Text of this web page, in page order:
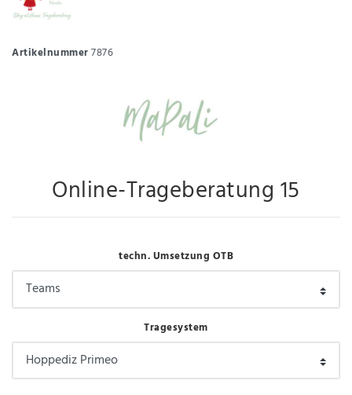
Artikelnummer7876
Online-Trageberatung 15
techn. Umsetzung OTB
Tragesystem